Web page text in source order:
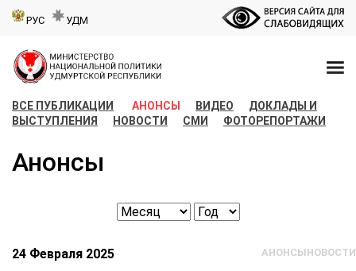
РУС УДМ
ВСЕ ПУБЛИКАЦИИ АНОНСЫ ВИДЕО
ДОКЛАДЫ И
ВЫСТУПЛЕНИЯ
НОВОСТИ СМИ ФОТОРЕПОРТАЖИ
Анонсы
24 Февраля 2025 АНОНСЫНОВОСТИ